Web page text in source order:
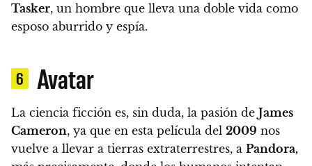
Tasker, un hombre que lleva una doble vida como
esposo aburrido y espía.
6 Avatar
La ciencia ficción es, sin duda, la pasión de James
Cameron, ya que en esta película del 2009 nos
vuelve a llevar a tierras extraterrestres, a Pandora,